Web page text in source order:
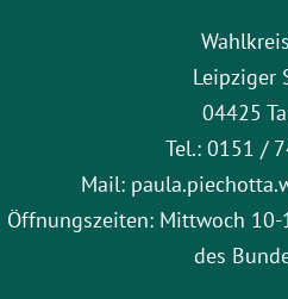
Leipziger
04425
Tel.: 0151 /
Mail:
Öffnungszeiten: Mittwoch
des